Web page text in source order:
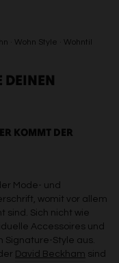
Wohn Style
Wohntil
DEINEN
KOMMT DER
Mode- und
womit vor allem
sind. Sich nicht wie
Accessoires und
Signature-Style aus.
David Beckham sind